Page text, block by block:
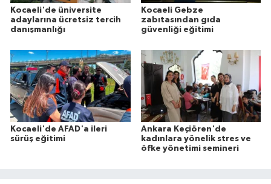
Kocaeli'de üniversite
adaylarına ücretsiz tercih
danışmanlığı
Kocaeli Gebze
zabıtasından gıda
güvenliği eğitimi
Kocaeli'de AFAD'a ileri
sürüş eğitimi
Ankara Keçiören'de
kadınlara yönelik stres ve
öfke yönetimi semineri